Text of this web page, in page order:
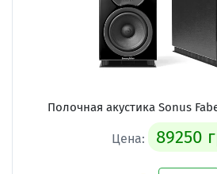
Полочная акустика Sonus
Цена: 89250